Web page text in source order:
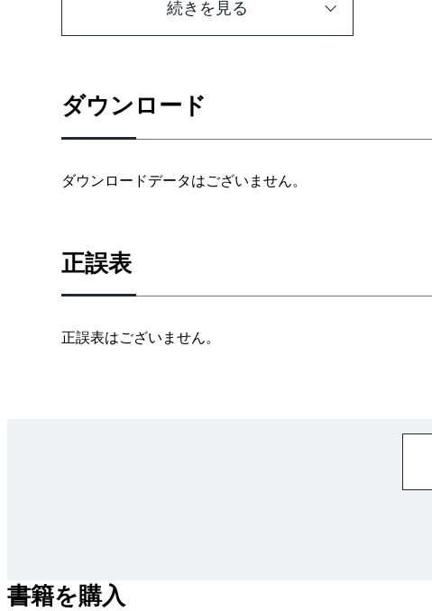
用語の定義
不完全性事例の責任の所在
不完全性事例の症状
続きを見る
ダウンロード
ダウンロードデータはございません。
正誤表
正誤表はございません。
書籍を購入